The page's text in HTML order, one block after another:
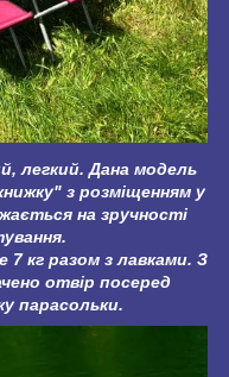
легкий. Дана модель
з розміщенням у
на зручності
7 кг разом з лавками. З
отвір посеред
парасольки.